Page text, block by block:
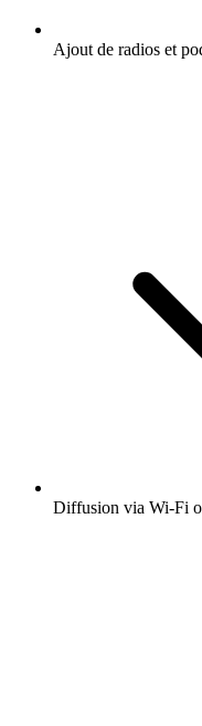
Ajout de radios et
Diffusion via Wi-Fi